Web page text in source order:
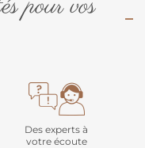
Des experts à
votre écoute